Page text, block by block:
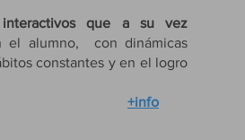
que a su vez
el alumno, con dinámicas
constantes y en el logro
socialmente.
+info